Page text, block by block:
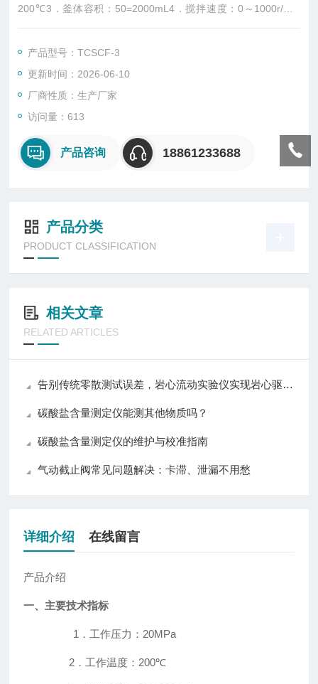
200℃3．釜体容积：50=2000mL4．搅拌速度：0～1000r/min
连续可调5．加热功率：0
产品型号：TCSCF-3
更新时间：2026-06-10
厂商性质：生产厂家
访问量：613
产品咨询 18861233688
产品分类
PRODUCT CLASSIFICATION
相关文章
RELATED ARTICLES
告别传统零散测试误差，岩心流动实验仪实现岩心驱替全流程自动化精准控制
碳酸盐含量测定仪能测其他物质吗？
碳酸盐含量测定仪的维护与校准指南
气动截止阀常见问题解决：卡滞、泄漏不用愁
详细介绍 在线留言
产品介绍
一、主要技术指标
1．工作压力： 20MPa
2．工作温度： 200℃